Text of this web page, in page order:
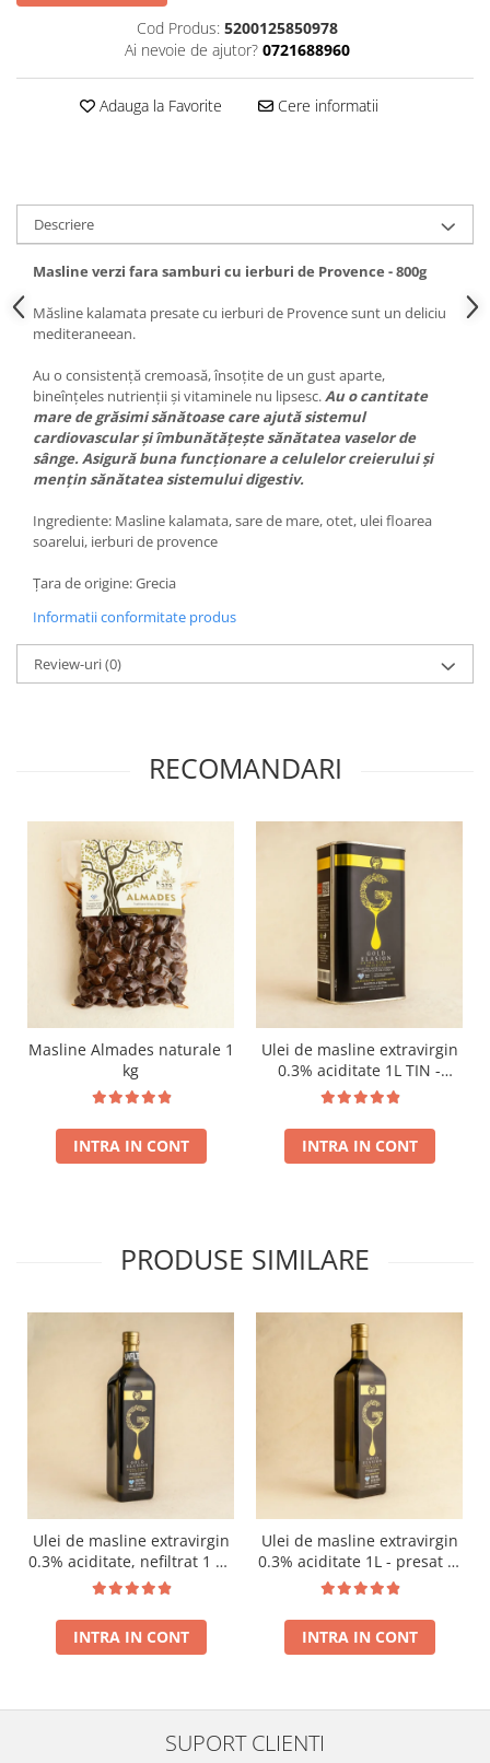
Cod Produs: 5200125850978
Ai nevoie de ajutor? 0721688960
Adauga la Favorite Cere informatii
Descriere
Masline verzi fara samburi cu ierburi de Provence - 800g
Măsline kalamata presate cu ierburi de Provence sunt un deliciu
mediteraneean.
Au o consistență cremoasă, însoțite de un gust aparte,
bineînțeles nutrienții și vitaminele nu lipsesc. Au o cantitate
mare de grăsimi sănătoase care ajută sistemul
cardiovascular și îmbunătățește sănătatea vaselor de
sânge. Asigură buna funcționare a celulelor creierului și
mențin sănătatea sistemului digestiv.
Ingrediente: Masline kalamata, sare de mare, otet, ulei floarea
soarelui, ierburi de provence
Țara de origine: Grecia
Informatii conformitate produs
Review-uri(0)
RECOMANDARI
Masline Almades naturale 1
kg
INTRA IN CONT
Ulei de masline extravirgin
0.3% aciditate 1L TIN -
presat la rece - Recolta
INTRA IN CONT
PRODUSE SIMILARE
Ulei de masline extravirgin
0.3% aciditate, nefiltrat 1 L -
presat la rece RECOLTA
INTRA IN CONT
Ulei de masline extravirgin
0.3% aciditate 1L - presat la
rece RECOLTA NOUA
INTRA IN CONT
SUPORT CLIENTI